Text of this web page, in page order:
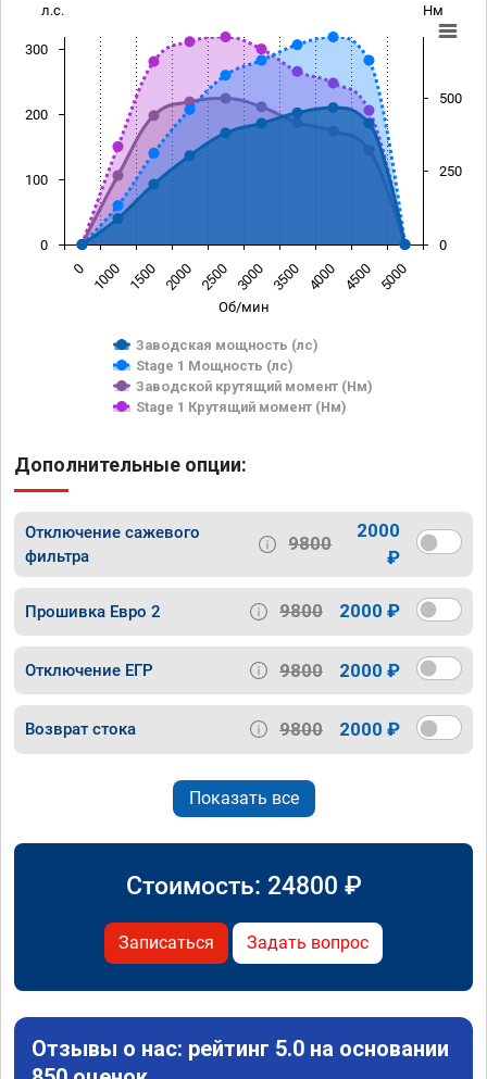
Об/мин
л.с. Нм
Заводская мощность (лс)
Stage 1 Мощность (лс)
Заводской крутящий момент (Нм)
Stage 1 Крутящий момент (Нм)
0 1000 1500 2000 2500 3000 3500 4000 4500 5000
0
100
200
300
0
250
500
Дополнительные опции:
Отключение сажевого
фильтра
9800
2000
₽
Прошивка Евро 2 9800 2000 ₽
Отключение ЕГР 9800 2000 ₽
Возврат стока 9800 2000 ₽
Показать все
Стоимость: 24800 ₽
Записаться Задать вопрос
Отзывы о нас: рейтинг 5.0 на основании